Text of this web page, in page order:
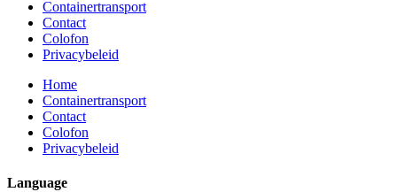
Containertransport
Contact
Colofon
Privacybeleid
Home
Containertransport
Contact
Colofon
Privacybeleid
Language